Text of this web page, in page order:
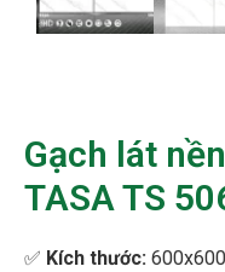
Gạch lát
TASA TS
✅ Kích thước: